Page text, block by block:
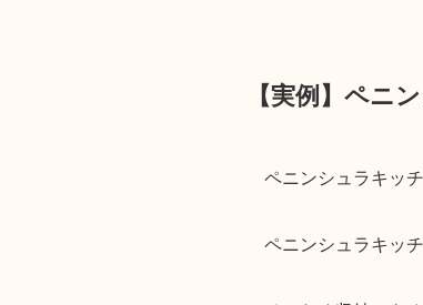
【実例】ペニ
ペニンシュラキッ
ペニンシュラキッ